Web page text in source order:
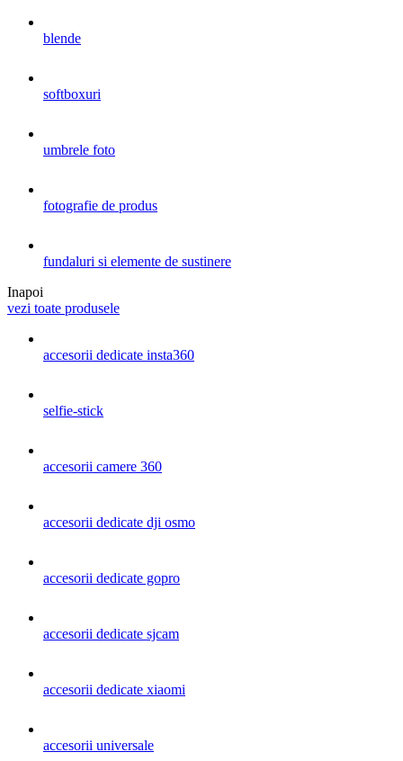
blende
softboxuri
umbrele foto
fotografie de produs
fundaluri si elemente de sustinere
Inapoi
vezi toate produsele
accesorii dedicate insta360
selfie-stick
accesorii camere 360
accesorii dedicate dji osmo
accesorii dedicate gopro
accesorii dedicate sjcam
accesorii dedicate xiaomi
accesorii universale